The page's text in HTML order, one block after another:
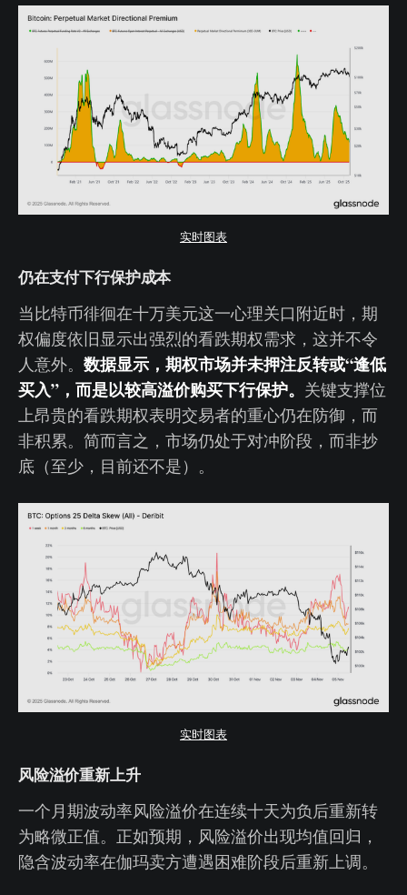
实时图表
仍在支付下行保护成本
当比特币徘徊在十万美元这一心理关口附近时，期
权偏度依旧显示出强烈的看跌期权需求，这并不令
人意外。 数据显示，期权市场并未押注反转或“逢低
买入”，而是以较高溢价购买下行保护。 关键支撑位
上昂贵的看跌期权表明交易者的重心仍在防御，而
非积累。简而言之，市场仍处于对冲阶段，而非抄
底（至少，目前还不是）。
实时图表
风险溢价重新上升
一个月期波动率风险溢价在连续十天为负后重新转
为略微正值。正如预期，风险溢价出现均值回归，
隐含波动率在伽玛卖方遭遇困难阶段后重新上调。